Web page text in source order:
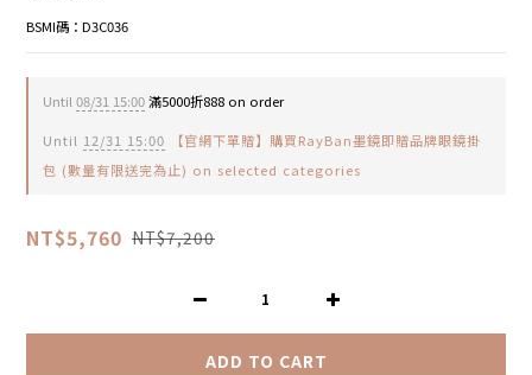
BSMI碼：D3C036
Until08/31 15:00滿5000折888 on order
Until 12/31 15:00 【官網下單贈】購買RayBan墨鏡即贈品牌眼鏡掛
包 (數量有限送完為止) on selected categories
NT$5,760 NT$7,200
ADD TO CART